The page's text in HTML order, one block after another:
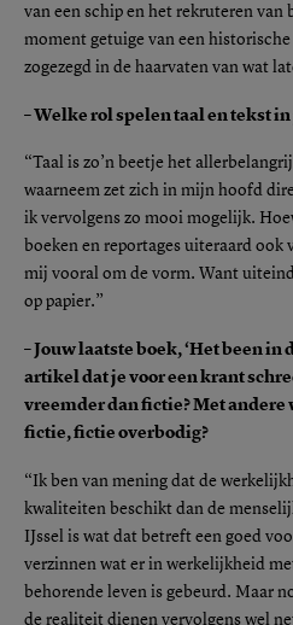
van een schip en het rekruteren
moment getuige van een
zogezegd in de haarvaten van wat
– Welke rol spelen taal en tekst
“Taal is zo’n beetje het
waarneem zet zich in mijn hoofd
ik vervolgens zo mooi mogelijk.
boeken en reportages uiteraard ook
mij vooral om de vorm. Want
op papier.”
– Jouw laatste boek, ‘Het been in
artikel dat je voor een krant
vreemder dan fictie? Met andere
fictie, fictie overbodig?
“Ik ben van mening dat de
kwaliteiten beschikt dan de
IJssel is wat dat betreft een goed
verzinnen wat er in werkelijkheid
behorende leven is gebeurd. Maar
de realiteit dienen vervolgens wel